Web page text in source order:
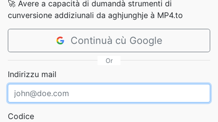
🚀 Avere a capacità di dumandà strumenti di
cunversione addiziunali da aghjunghje à MP4.to
Continuà cù Google
Or
Indirizzu mail
Codice